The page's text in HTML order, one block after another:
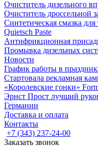
Очиститель дизельного
Очиститель дроссельной
Синтетическая смазка
Quietsch Paste
Антифрикционная
Промывка дизельных
Новости
График работы в
Стартовала рекламная
«Королевские гонки»
Эрнст Прост лучший
Германии
Доставка и оплата
Контакты
+7 (343) 237-24-00
Заказать звонок